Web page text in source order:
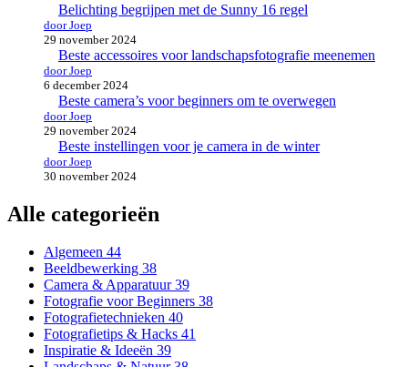
Belichting begrijpen met de Sunny 16 regel
door Joep
29 november 2024
Beste accessoires voor landschapsfotografie meenemen
door Joep
6 december 2024
Beste camera’s voor beginners om te overwegen
door Joep
29 november 2024
Beste instellingen voor je camera in de winter
door Joep
30 november 2024
Alle categorieën
Algemeen 44
Beeldbewerking 38
Camera & Apparatuur39
Fotografie voor Beginners 38
Fotografietechnieken 40
Fotografietips & Hacks 41
Inspiratie & Ideeën 39